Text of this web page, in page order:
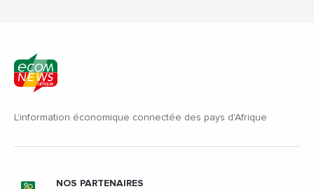
L'information économique connectée des pays d'Afrique
NOS PARTENAIRES